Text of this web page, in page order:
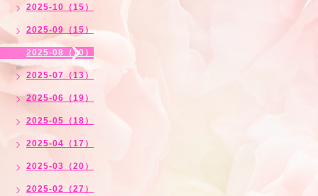
2025-10（15）
2025-09（15）
2025-08（10）
2025-07（13）
2025-06（19）
2025-05（18）
2025-04（17）
2025-03（20）
2025-02（27）